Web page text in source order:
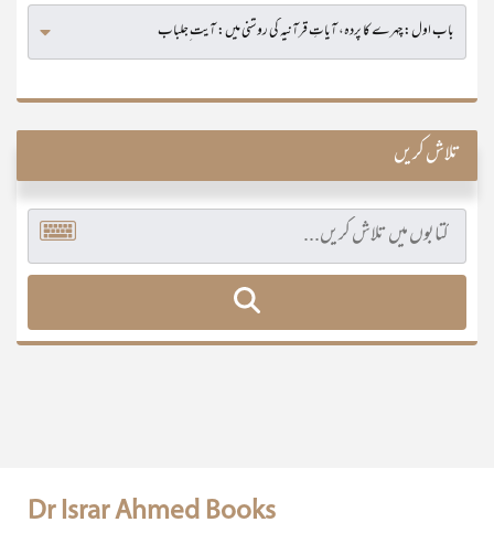
تلاش کریں
Dr Israr Ahmed Books